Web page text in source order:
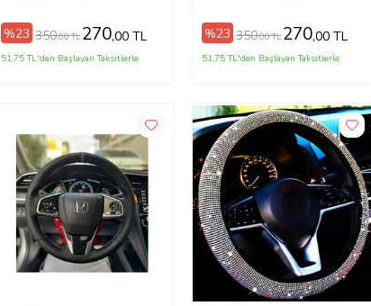
%23 350,00 TL 270,00 TL
51,75 TL'den Başlayan Taksitlerle
%23 350,00 TL 270,00 TL
51,75 TL'den Başlayan Taksitlerle